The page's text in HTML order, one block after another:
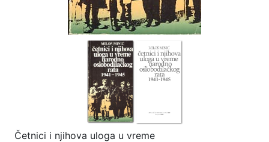
Četnici i njihova uloga u vreme